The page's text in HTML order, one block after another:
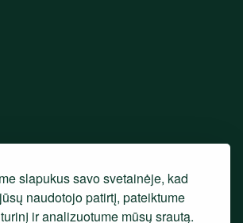
slapukus savo svetainėje, kad
naudotojo patirtį, pateiktume
ir analizuotume mūsų srautą.